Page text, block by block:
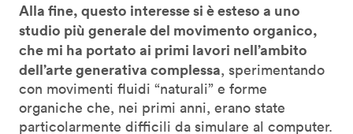
Alla fine, questo interesse si è esteso a uno
studio più generale del movimento organico,
che mi ha portato ai primi lavori nell’ambito
dell’arte generativa complessa, sperimentando
con movimenti fluidi “naturali” e forme
organiche che, nei primi anni, erano state
particolarmente difficili da simulare al computer.